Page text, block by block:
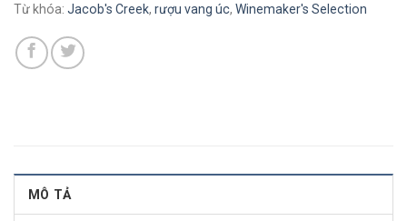
Từ khóa: Jacob's Creek, rượu vang úc, Winemaker's Selection
MÔ TẢ